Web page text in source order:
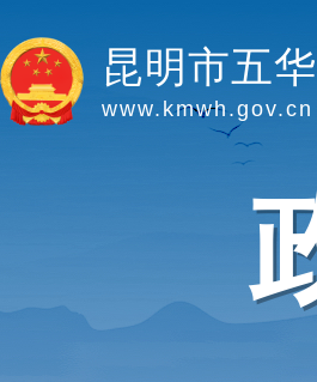
昆明市五
www.kmwh.gov.cn